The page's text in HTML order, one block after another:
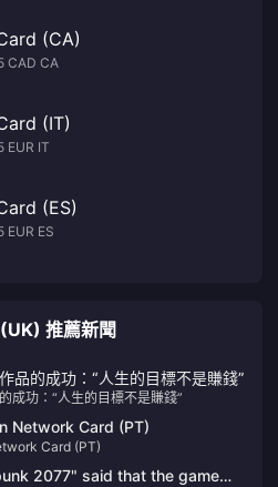
(CA)
CAD CA
(IT)
EUR IT
(ES)
EUR ES
推薦新聞
品的成功：“人生的目標不是賺錢”
成功：“人生的目標不是賺錢”
Network Card (PT)
Card (PT)
2077" said that the game